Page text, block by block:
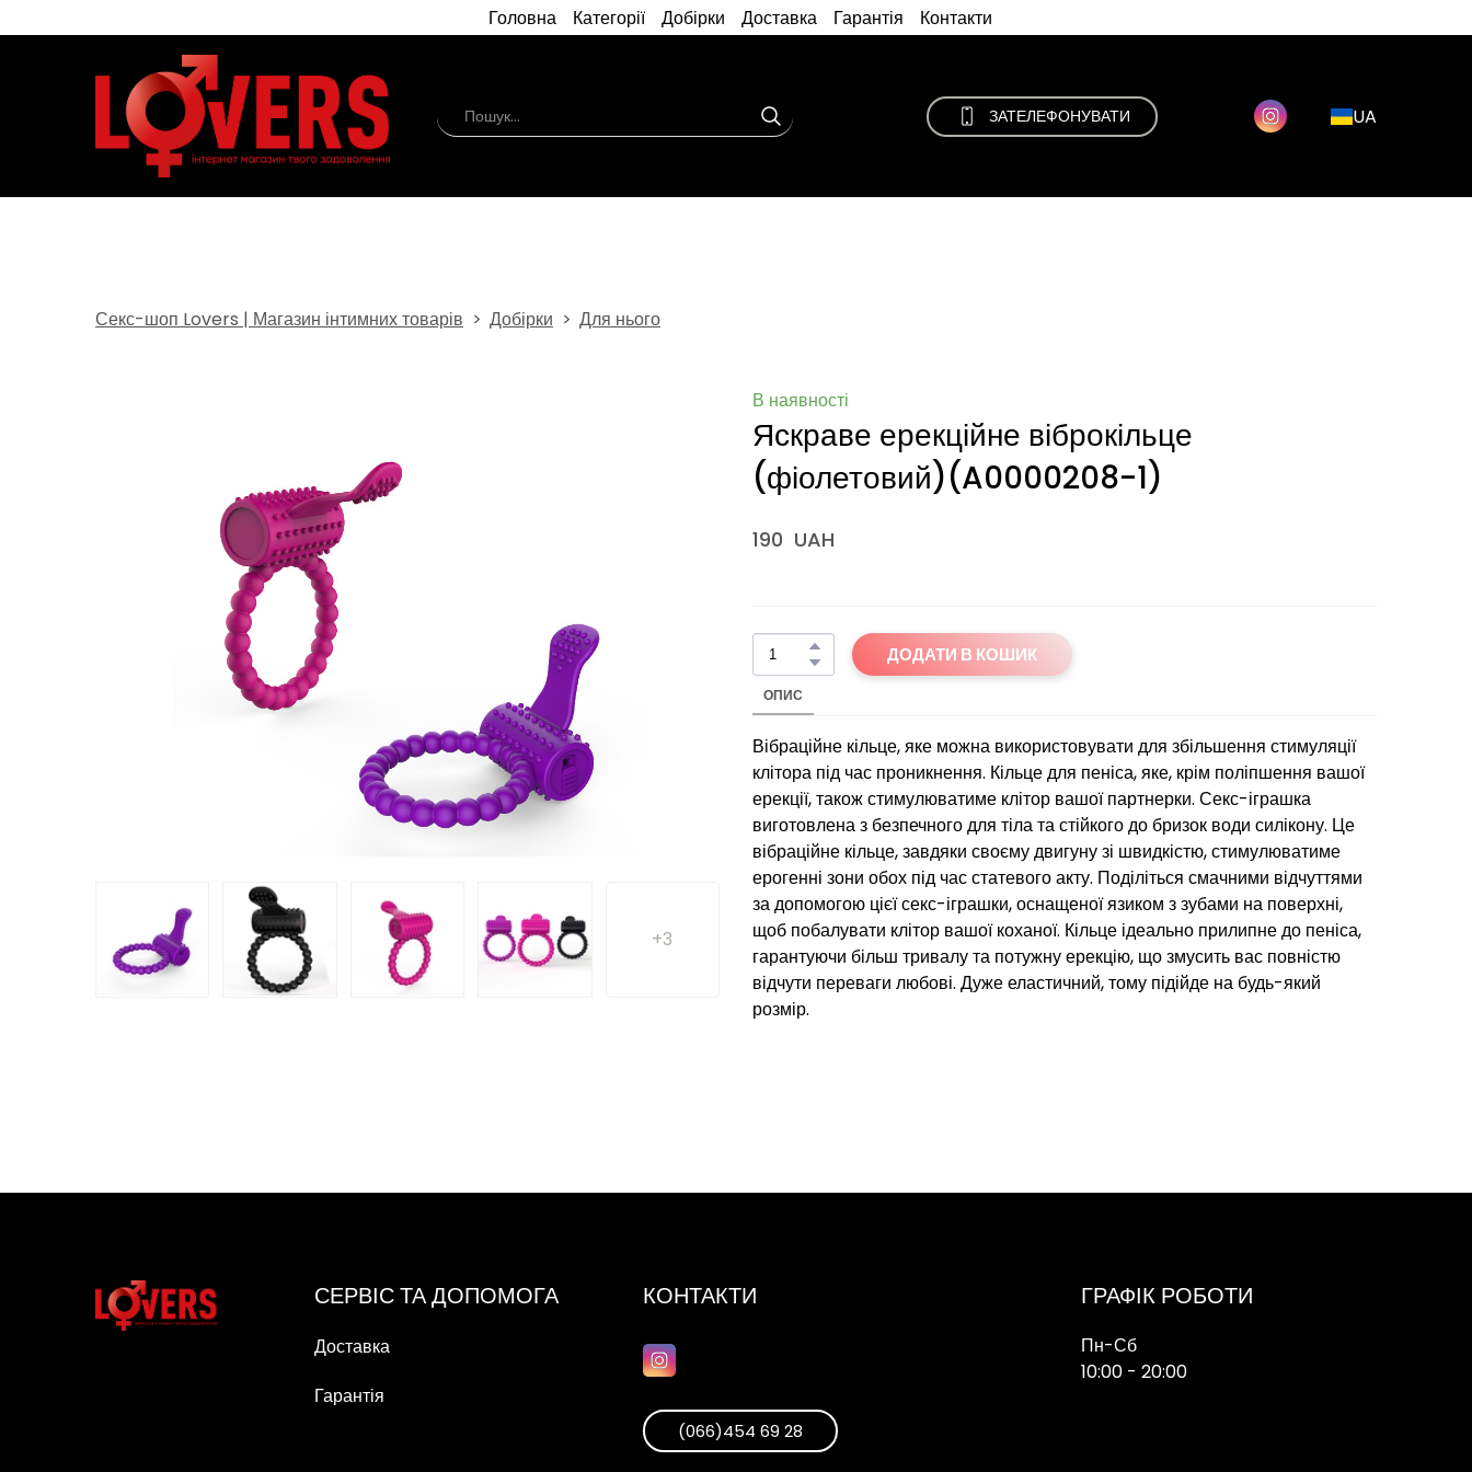
Головна Категорії Добірки Доставка Гарантія Контакти
ЗАТЕЛЕФОНУВАТИ UA
Секс-шоп Lovers | Магазин інтимних товарів Добірки Для нього
+3
В наявності
Яскраве ерекційне віброкільце
(фіолетовий)(A0000208-1)
190  UAH
ДОДАТИ В КОШИК
ОПИС
Вібраційне кільце, яке можна використовувати для збільшення стимуляції
клітора під час проникнення. Кільце для пеніса, яке, крім поліпшення вашої
ерекції, також стимулюватиме клітор вашої партнерки. Секс-іграшка
виготовлена з безпечного для тіла та стійкого до бризок води силікону. Це
вібраційне кільце, завдяки своєму двигуну зі швидкістю, стимулюватиме
ерогенні зони обох під час статевого акту. Поділіться смачними відчуттями
за допомогою цієї секс-іграшки, оснащеної язиком з зубами на поверхні,
щоб побалувати клітор вашої коханої. Кільце ідеально прилипне до пеніса,
гарантуючи більш тривалу та потужну ерекцію, що змусить вас повністю
відчути переваги любові. Дуже еластичний, тому підійде на будь-який
розмір.
СЕРВІС ТА ДОПОМОГА
Доставка
Гарантія
КОНТАКТИ
(066)454 69 28
ГРАФІК РОБОТИ
Пн-Сб
10:00 - 20:00